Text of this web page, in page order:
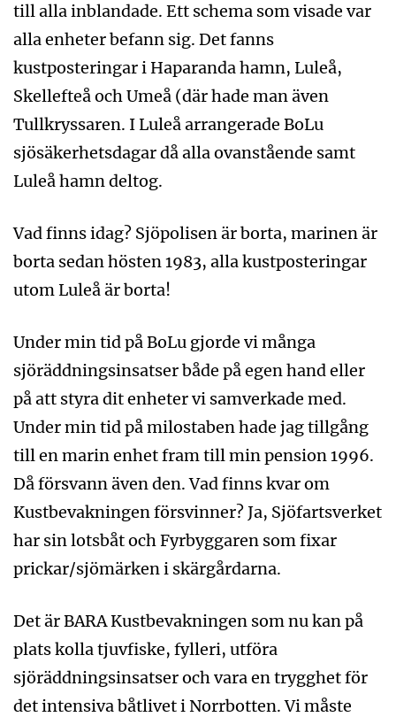
till alla inblandade. Ett schema som visade var
alla enheter befann sig. Det fanns
kustposteringar i Haparanda hamn, Luleå,
Skellefteå och Umeå (där hade man även
Tullkryssaren. I Luleå arrangerade BoLu
sjösäkerhetsdagar då alla ovanstående samt
Luleå hamn deltog.
Vad finns idag? Sjöpolisen är borta, marinen är
borta sedan hösten 1983, alla kustposteringar
utom Luleå är borta!
Under min tid på BoLu gjorde vi många
sjöräddningsinsatser både på egen hand eller
på att styra dit enheter vi samverkade med.
Under min tid på milostaben hade jag tillgång
till en marin enhet fram till min pension 1996.
Då försvann även den. Vad finns kvar om
Kustbevakningen försvinner? Ja, Sjöfartsverket
har sin lotsbåt och Fyrbyggaren som fixar
prickar/sjömärken i skärgårdarna.
Det är BARA Kustbevakningen som nu kan på
plats kolla tjuvfiske, fylleri, utföra
sjöräddningsinsatser och vara en trygghet för
det intensiva båtlivet i Norrbotten. Vi måste